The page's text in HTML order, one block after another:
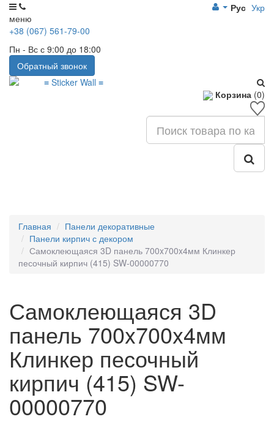
меню
Рус Укр
+38 (067) 561-79-00
Пн - Вс с 9:00 до 18:00
Обратный звонок
Корзина (0)
Главная
Панели декоративные
Панели кирпич с декором
Самоклеющаяся 3D панель 700x700x4мм Клинкер
песочный кирпич (415) SW-00000770
Самоклеющаяся 3D
панель 700x700x4мм
Клинкер песочный
кирпич (415) SW-
00000770